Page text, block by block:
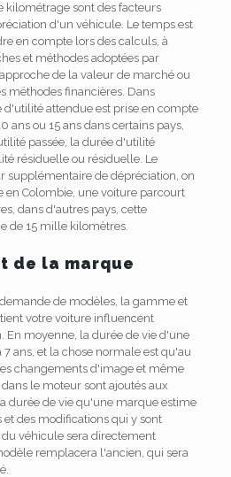
kilométrage sont des facteurs
d'un véhicule. Le temps est
en compte lors des calculs, à
et méthodes adoptées par
de la valeur de marché ou
méthodes financières. Dans
attendue est prise en compte
ans ou 15 ans dans certains pays,
passée, la durée d'utilité
résiduelle ou résiduelle. Le
supplémentaire de dépréciation, on
en Colombie, une voiture parcourt
dans d'autres pays, cette
de 15 mille kilomètres.
de la marque
de modèles, la gamme et
votre voiture influencent
En moyenne, la durée de vie d'une
ans, et la chose normale est qu'au
changements d'image et même
le moteur sont ajoutés aux
durée de vie qu'une marque estime
et des modifications qui y sont
véhicule sera directement
remplacera l'ancien, qui sera